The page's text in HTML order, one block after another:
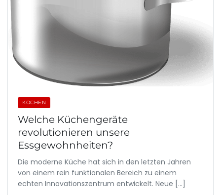
KOCHEN
Welche Küchengeräte
revolutionieren unsere
Essgewohnheiten?
Die moderne Küche hat sich in den letzten Jahren
von einem rein funktionalen Bereich zu einem
echten Innovationszentrum entwickelt. Neue […]